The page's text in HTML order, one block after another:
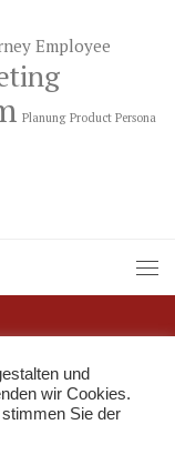
Employee
Planung Product Persona
und
wir Cookies.
Sie der